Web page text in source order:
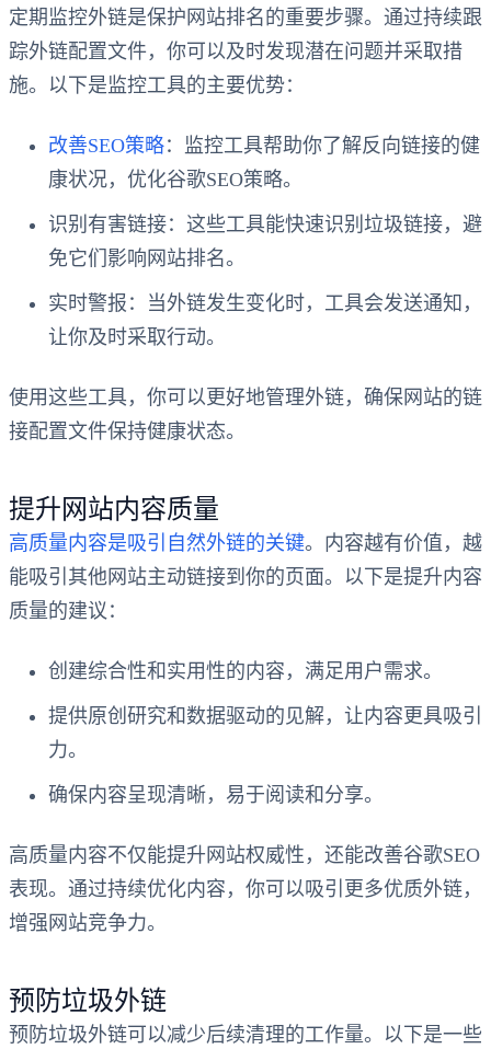
定期监控外链是保护网站排名的重要步骤。通过持续跟
踪外链配置文件，你可以及时发现潜在问题并采取措
施。以下是监控工具的主要优势：
改善SEO策略：监控工具帮助你了解反向链接的健
康状况，优化谷歌SEO策略。
识别有害链接：这些工具能快速识别垃圾链接，避
免它们影响网站排名。
实时警报 ：当外链发生变化时，工具会发送通知，
让你及时采取行动。
使用这些工具，你可以更好地管理外链，确保网站的链
接配置文件保持健康状态。
提升网站内容质量
高质量内容是吸引自然外链的关键。内容越有价值，越
能吸引其他网站主动链接到你的页面。以下是提升内容
质量的建议：
创建综合性和实用性的内容，满足用户需求。
提供原创研究和数据驱动的见解，让内容更具吸引
力。
确保内容呈现清晰，易于阅读和分享。
高质量内容不仅能提升网站权威性，还能改善谷歌SEO
表现。通过持续优化内容，你可以吸引更多优质外链，
增强网站竞争力。
预防垃圾外链
预防垃圾外链可以减少后续清理的工作量。以下是一些